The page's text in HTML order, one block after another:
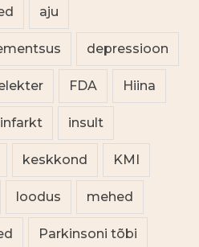
aju
depressioon
FDA Hiina
infarkt insult
keskkond KMI
loodus mehed
Parkinsoni tõbi